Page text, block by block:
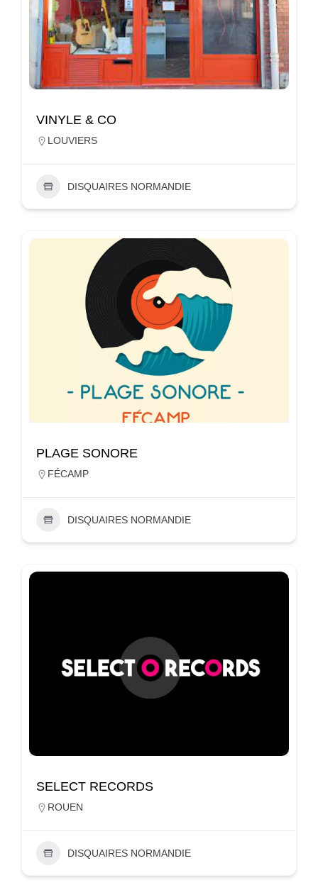
VINYLE & CO
LOUVIERS
DISQUAIRES NORMANDIE
PLAGE SONORE
FÉCAMP
DISQUAIRES NORMANDIE
SELECT RECORDS
ROUEN
DISQUAIRES NORMANDIE